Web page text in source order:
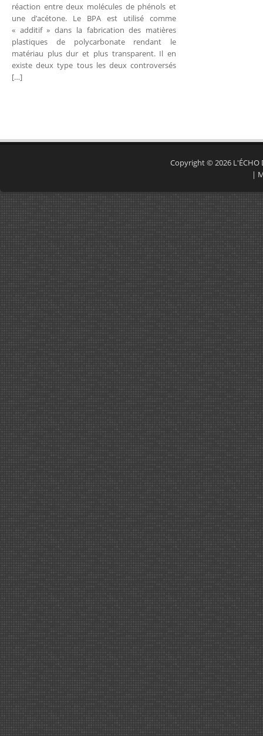
réaction entre deux molécules de phénols et
une d’acétone. Le BPA est utilisé comme
« additif » dans la fabrication des matières
plastiques de polycarbonate rendant le
matériau plus dur et plus transparent. Il en
existe deux type tous les deux controversés
[…]
Copyright © 2026 L'ÉCHO
|